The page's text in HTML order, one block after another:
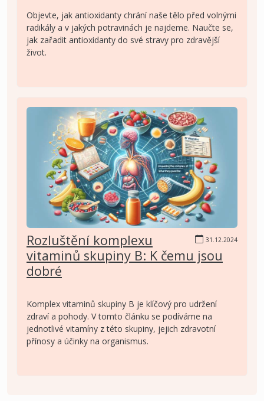
Objevte, jak antioxidanty chrání naše tělo před volnými
radikály a v jakých potravinách je najdeme. Naučte se,
jak zařadit antioxidanty do své stravy pro zdravější
život.
31.12.2024
Rozluštění komplexu
vitaminů skupiny B: K čemu jsou
dobré
Komplex vitaminů skupiny B je klíčový pro udržení
zdraví a pohody. V tomto článku se podíváme na
jednotlivé vitamíny z této skupiny, jejich zdravotní
přínosy a účinky na organismus.